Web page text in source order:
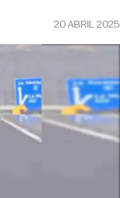
20 ABRIL 2025